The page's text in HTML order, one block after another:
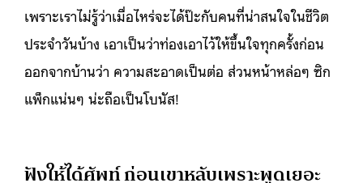
เพราะเราไม่รู้ว่าเมื่อไหร่จะได้ป๊ะกับคนที่น่าสนใจในชีวิต
ประจำวันบ้าง เอาเป็นว่าท่องเอาไว้ให้ขึ้นใจทุกครั้งก่อน
ออกจากบ้านว่า ความสะอาดเป็นต่อ ส่วนหน้าหล่อๆ ซิก
แพ็กแน่นๆ น่ะถือเป็นโบนัส!
ฟังให้ได้ศัพท์ ก่อนเขาหลับเพราะพูดเยอะ